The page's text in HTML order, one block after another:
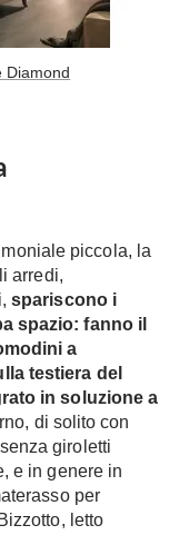
Aspirapolvere
Lavapavimenti
Restauri
Impianti
Hi-Fi
Televisori
Hi-Fi
Home-Theatre
Console
Porte
Diamond
piccola, la
arredi,
spariscono i
spazio: fanno il
a
testiera del
in soluzione a
di solito con
giroletti
e in genere in
per
letto